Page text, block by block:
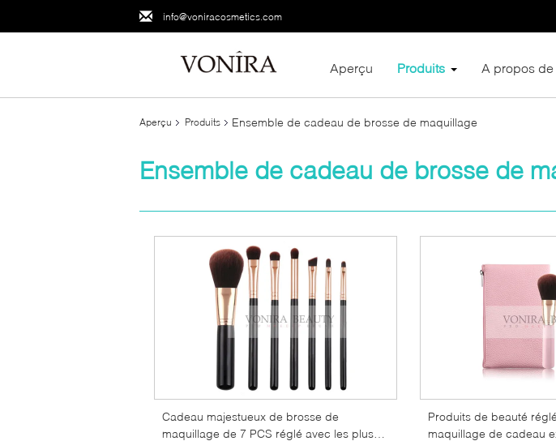
info@voniracosmetics.com
Aperçu Produits A propos de
Aperçu Produits Ensemble de cadeau de brosse de maquillage
Ensemble de cadeau de brosse de
Cadeau majestueux de brosse de
maquillage de 7 PCS réglé avec les plus
Produits de beauté
maquillage de cadeau